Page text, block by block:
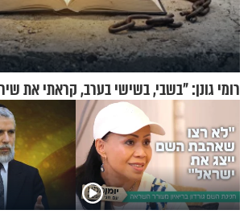
רומי גונן: "בשבי, בשישי בערב, קראתי את